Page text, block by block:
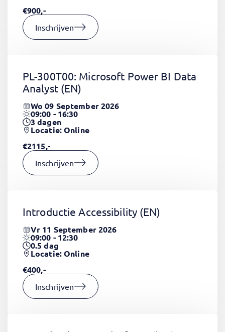
€900,-
Inschrijven
PL-300T00: Microsoft Power BI Data
Analyst (EN)
Wo 09 September 2026
09:00 - 16:30
3dagen
Locatie: Online
€2115,-
Inschrijven
Introductie Accessibility (EN)
Vr 11 September 2026
09:00 - 12:30
0.5dag
Locatie: Online
€400,-
Inschrijven